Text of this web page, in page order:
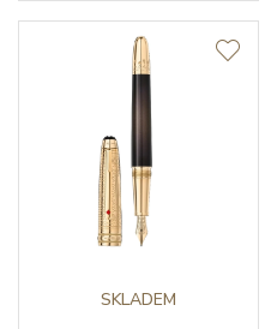
SKLADEM